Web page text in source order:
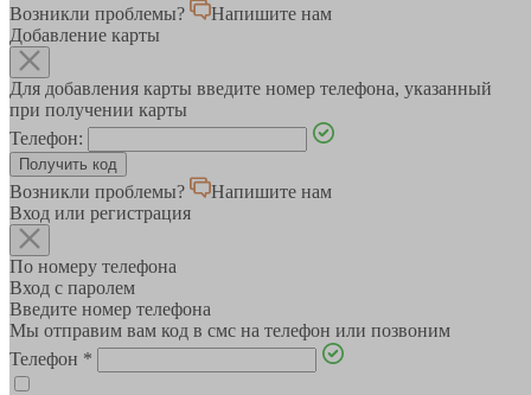
Возникли проблемы?
Напишите нам
Добавление карты
Для добавления карты введите номер телефона, указанный
при получении карты
Телефон:
Возникли проблемы?
Напишите нам
Вход или регистрация
По номеру телефона
Вход с паролем
Введите номер телефона
Мы отправим вам код в смс на телефон или позвоним
Телефон *